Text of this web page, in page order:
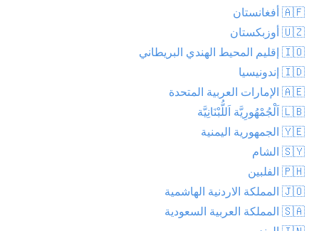
🇦🇫 أفغانستان
🇺🇿 أوزبكستان
🇮🇴 إقليم المحيط الهندي البريطاني
🇮🇩 إندونيسيا
🇦🇪 الإمارات العربية المتحدة
🇱🇧 اَلْجُمْهُورِيَّة اَللُّبْنَانِيَّة
🇾🇪 الجمهورية اليمنية
🇸🇾 الشام
🇵🇭 الفلبين
🇯🇴 المملكة الاردنية الهاشمية
🇸🇦 المملكة العربية السعودية